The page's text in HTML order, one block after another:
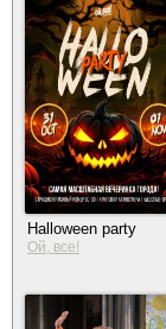
Halloween party
Ой, все!